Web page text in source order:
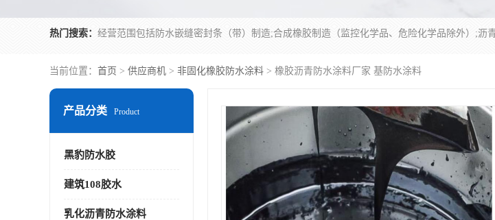
热门搜索：
当前位置： 首页 > 供应商机 > 非固化橡胶防水涂料 > 橡胶沥青防水涂料厂家 基防水涂料
产品分类 Product
黑豹防水胶
建筑108胶水
乳化沥青防水涂料